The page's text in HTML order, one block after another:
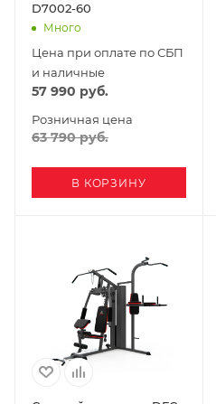
D7002-60
Много
Цена при оплате по СБП
и наличные
57 990 руб.
Розничная цена
63 790руб.
В КОРЗИНУ